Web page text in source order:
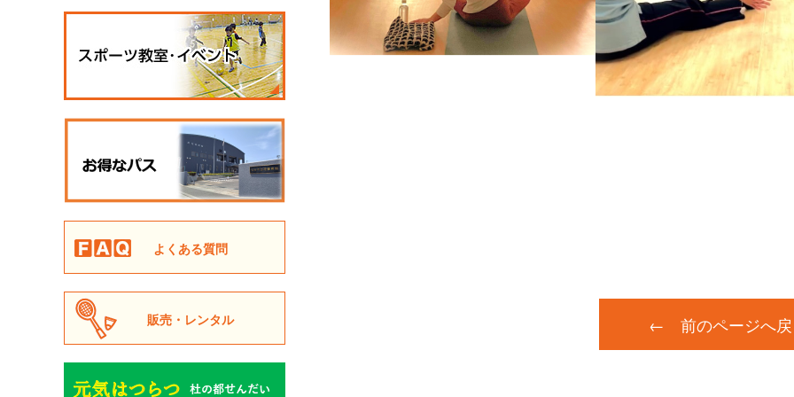
← 前のページへ
よくある質問
販売・レンタル